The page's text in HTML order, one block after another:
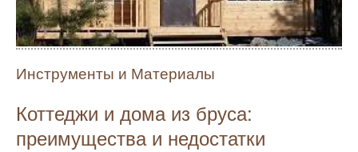
Инструменты и Материалы
Коттеджи и дома из бруса:
преимущества и недостатки